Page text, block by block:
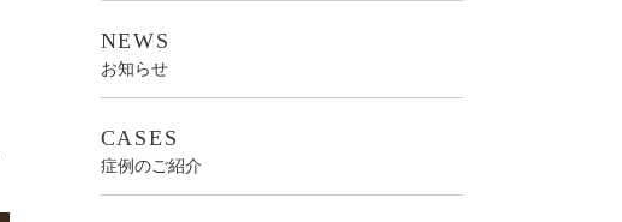
NEWS
お知らせ
CASES
症例のご紹介